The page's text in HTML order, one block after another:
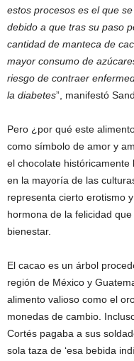
estos procesos es el que
debido a que tras su paso
cantidad de manteca de
mayor consumo de
riesgo de contraer
la diabetes”, manifestó
Pero ¿por qué este
como símbolo de amor y
el chocolate
en la mayoría de las
representa cierto erotismo
hormona de la felicidad
bienestar.
El cacao es un árbol
región de México y
alimento valioso como el
monedas de cambio.
Cortés pagaba a sus
sola taza de ‘esa bebida